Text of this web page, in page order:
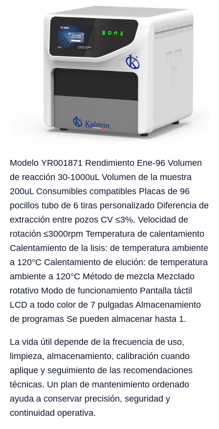
Modelo YR001871 Rendimiento Ene-96 Volumen
de reacción 30-1000uL Volumen de la muestra
200uL Consumibles compatibles Placas de 96
pocillos tubo de 6 tiras personalizado Diferencia de
extracción entre pozos CV ≤3%. Velocidad de
rotación ≤3000rpm Temperatura de calentamiento
Calentamiento de la lisis: de temperatura ambiente
a 120°C Calentamiento de elución: de temperatura
ambiente a 120°C Método de mezcla Mezclado
rotativo Modo de funcionamiento Pantalla táctil
LCD a todo color de 7 pulgadas Almacenamiento
de programas Se pueden almacenar hasta 1.
La vida útil depende de la frecuencia de uso,
limpieza, almacenamiento, calibración cuando
aplique y seguimiento de las recomendaciones
técnicas. Un plan de mantenimiento ordenado
ayuda a conservar precisión, seguridad y
continuidad operativa.